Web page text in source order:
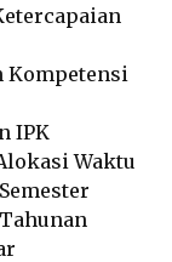
Kompetensi
IPK
Waktu